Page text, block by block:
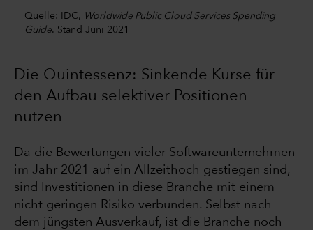
Quelle: IDC,
Worldwide Public Cloud Services Spending
Guide. Stand Juni 2021
Die Quintessenz: Sinkende Kurse für
den Aufbau selektiver Positionen
nutzen
Da die Bewertungen vieler Softwareunternehmen
im Jahr 2021 auf ein Allzeithoch gestiegen sind,
sind Investitionen in diese Branche mit einem
nicht geringen Risiko verbunden. Selbst nach
dem jüngsten Ausverkauf, ist die Branche noch